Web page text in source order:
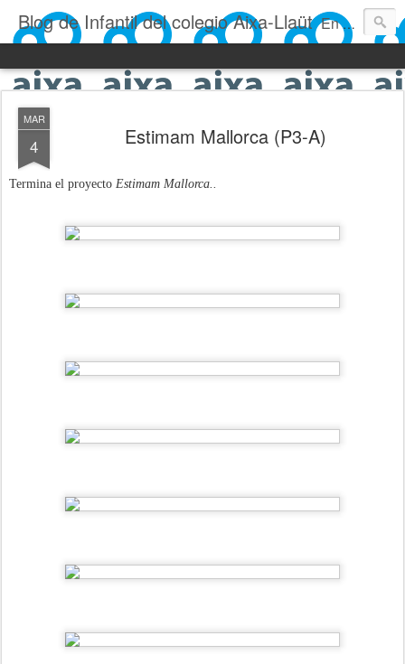
Blog de Infantil del colegio Aixa-Llaüt En nuestro blog verás las actividades del día a día de Infantil, de los alumnos de 0 a 6 años: los talleres, los experimentos, las rutinas, las clases, los patios, etc. ¡Todo aquello que los más pequeños no saben contar!
MAR
4 Estimam Mallorca (P3-A)
Termina el proyecto Estimam Mallorca..